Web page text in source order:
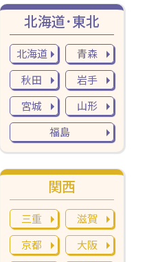
関西
三重
滋賀
京都
大阪
北海道･東北
北海道
青森
秋田
岩手
宮城
山形
福島